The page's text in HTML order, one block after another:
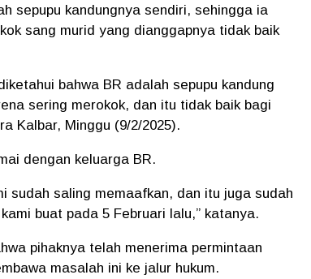
sepupu kandungnya sendiri, sehingga ia
sang murid yang dianggapnya tidak baik
bahwa BR adalah sepupu kandung
sering merokok, dan itu tidak baik bagi
Kalbar, Minggu (9/2/2025).
dengan keluarga BR.
sudah saling memaafkan, dan itu juga sudah
buat pada 5 Februari lalu,” katanya.
pihaknya telah menerima permintaan
masalah ini ke jalur hukum.